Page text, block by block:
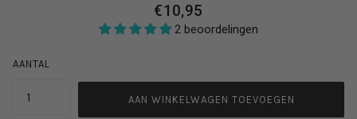
AANTAL
AAN WINKELWAGEN TOEVOEGEN
€10,95
2 beoordelingen